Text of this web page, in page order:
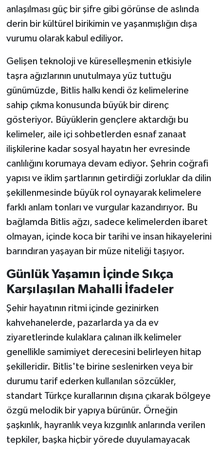
anlaşılması güç bir şifre gibi görünse de aslında
derin bir kültürel birikimin ve yaşanmışlığın dışa
vurumu olarak kabul ediliyor.
Gelişen teknoloji ve küreselleşmenin etkisiyle
taşra ağızlarının unutulmaya yüz tuttuğu
günümüzde, Bitlis halkı kendi öz kelimelerine
sahip çıkma konusunda büyük bir direnç
gösteriyor. Büyüklerin gençlere aktardığı bu
kelimeler, aile içi sohbetlerden esnaf zanaat
ilişkilerine kadar sosyal hayatın her evresinde
canlılığını korumaya devam ediyor. Şehrin coğrafi
yapısı ve iklim şartlarının getirdiği zorluklar da dilin
şekillenmesinde büyük rol oynayarak kelimelere
farklı anlam tonları ve vurgular kazandırıyor. Bu
bağlamda Bitlis ağzı, sadece kelimelerden ibaret
olmayan, içinde koca bir tarihi ve insan hikayelerini
barındıran yaşayan bir müze niteliği taşıyor.
Günlük Yaşamın İçinde Sıkça
Karşılaşılan Mahalli İfadeler
Şehir hayatının ritmi içinde gezinirken
kahvehanelerde, pazarlarda ya da ev
ziyaretlerinde kulaklara çalınan ilk kelimeler
genellikle samimiyet derecesini belirleyen hitap
şekilleridir. Bitlis'te birine seslenirken veya bir
durumu tarif ederken kullanılan sözcükler,
standart Türkçe kurallarının dışına çıkarak bölgeye
özgü melodik bir yapıya bürünür. Örneğin
şaşkınlık, hayranlık veya kızgınlık anlarında verilen
tepkiler, başka hiçbir yörede duyulamayacak